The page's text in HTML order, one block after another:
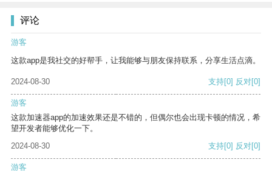
评论
游客
这款app是我社交的好帮手，让我能够与朋友保持联系，分享生活点滴。
2024-08-30 支持[0] 反对[0]
游客
这款加速器app的加速效果还是不错的，但偶尔也会出现卡顿的情况，希
望开发者能够优化一下。
2024-08-30
支持[0] 反对[0]
游客